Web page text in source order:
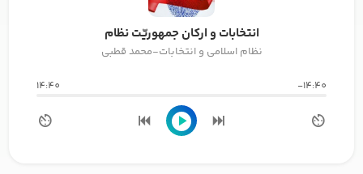
انتخابات و ارکان جمهوریّت نظام
نظام اسلامی و انتخابات-محمد قطبی
-14:40
14:40